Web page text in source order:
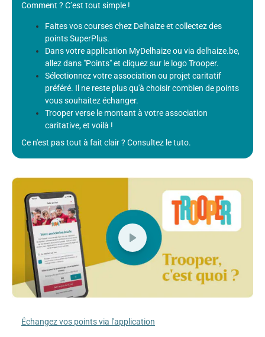
Comment ? C’est tout simple !
Faites vos courses chez Delhaize et collectez des
points SuperPlus.
Dans votre application MyDelhaize ou via delhaize.be,
allez dans "Points" et cliquez sur le logo Trooper.
Sélectionnez votre association ou projet caritatif
préféré. Il ne reste plus qu'à choisir combien de points
vous souhaitez échanger.
Trooper verse le montant à votre association
caritative, et voilà !
Ce n'est pas tout à fait clair ? Consultez le tuto.
Échangez vos points via l'application